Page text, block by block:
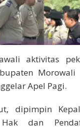
aktivitas
Apel Pagi.
dipimpin
Hak dan